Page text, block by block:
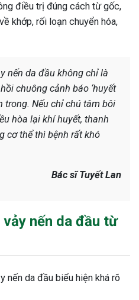
điều trị đúng cách từ gốc,
khớp, rối loạn chuyển hóa,
nến da đầu không chỉ là
chuông cảnh báo ‘huyết
trong. Nếu chỉ chú tâm bôi
hòa lại khí huyết, thanh
cơ thể thì bệnh rất khó
Bác sĩ Tuyết Lan
vảy nến da đầu từ
nến da đầu biểu hiện khá rõ